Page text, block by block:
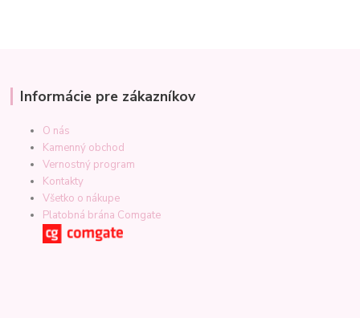
Informácie pre zákazníkov
O nás
Kamenný obchod
Vernostný program
Kontakty
Všetko o nákupe
Platobná brána Comgate